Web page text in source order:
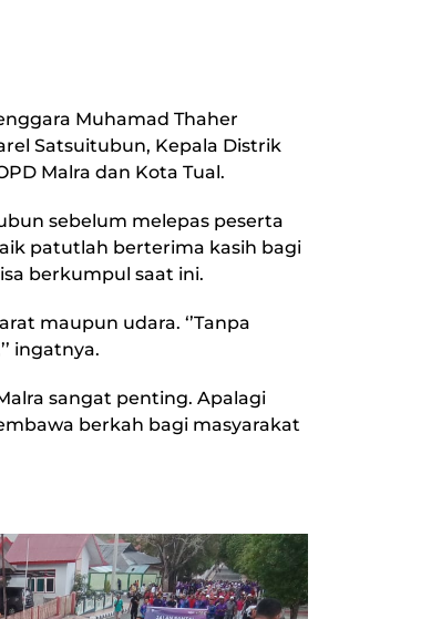
Muhamad Thaher
Satsuitubun, Kepala Distrik
Malra dan Kota Tual.
sebelum melepas peserta
patutlah berterima kasih bagi
berkumpul saat ini.
maupun udara. ‘’Tanpa
ingatnya.
sangat penting. Apalagi
berkah bagi masyarakat